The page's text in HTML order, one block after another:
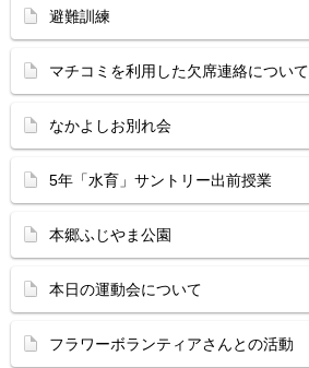
避難訓練
マチコミを利用した欠席連絡について
なかよしお別れ会
5年「水育」サントリー出前授業
本郷ふじやま公園
本日の運動会について
フラワーボランティアさんとの活動